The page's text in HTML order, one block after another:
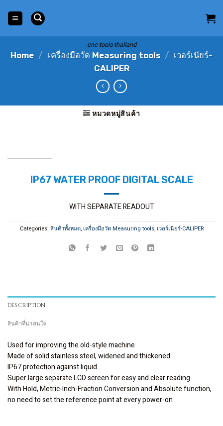
content
cnc-tools-thailand
Home / เครื่องมือวัด Measuring tools / เวอร์เนียร์-
CALIPER
หมวดหมู่สินค้า
IP67 WATER PROOF DIGITAL SCALE
WITH SEPARATE READOUT
Categories: สินค้าทั้งหมด, เครื่องมือวัด Measuring tools, เวอร์เนียร์-CALIPER
DESCRIPTION
สินค้าที่น่าสนใจ
Used for improving the old-style machine
Made of solid stainless steel, widened and thickened
IP67 protection against liquid
Super large separate LCD screen for easy and clear reading
With Hold, Metric-Inch-Fraction Conversion and Absolute function,
no need to set the reference point at every power-on